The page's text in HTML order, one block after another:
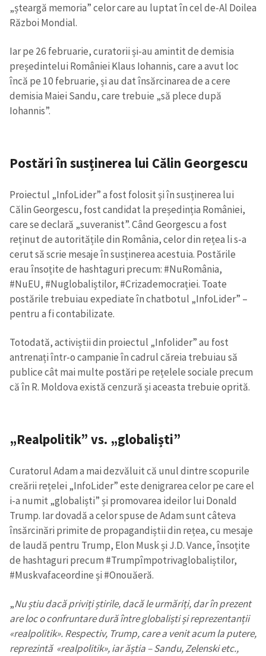
„șteargă memoria” celor care au luptat în cel de-Al Doilea
Război Mondial.
Iar pe 26 februarie, curatorii și-au amintit de demisia
președintelui României Klaus Iohannis, care a avut loc
încă pe 10 februarie, și au dat însărcinarea de a cere
demisia Maiei Sandu, care trebuie „să plece după
Iohannis”.
Postări în susținerea lui Călin Georgescu
Proiectul „InfoLider” a fost folosit și în susținerea lui
Călin Georgescu, fost candidat la președinția României,
care se declară „suveranist”. Când Georgescu a fost
reținut de autoritățile din România, celor din rețea li s-a
cerut să scrie mesaje în susținerea acestuia. Postările
erau însoțite de hashtaguri precum: #NuRomânia,
#NuEU, #Nuglobaliștilor, #Crizademocrației. Toate
postările trebuiau expediate în chatbotul „InfoLider” –
pentru a fi contabilizate.
Totodată, activiștii din proiectul „Infolider” au fost
antrenați într-o campanie în cadrul căreia trebuiau să
publice cât mai multe postări pe rețelele sociale precum
că în R. Moldova există cenzură și aceasta trebuie oprită.
„Realpolitik” vs. „globaliști”
Curatorul Adam a mai dezvăluit că unul dintre scopurile
creării rețelei „InfoLider” este denigrarea celor pe care el
i-a numit „globaliști” și promovarea ideilor lui Donald
Trump. Iar dovadă a celor spuse de Adam sunt câteva
însărcinări primite de propagandiștii din rețea, cu mesaje
de laudă pentru Trump, Elon Musk și J.D. Vance, însoțite
de hashtaguri precum #Trumpîmpotrivaglobaliștilor,
#Muskvafaceordine și #Onouăeră.
„Nu știu dacă priviți știrile, dacă le urmăriți, dar în prezent
are loc o confruntare dură între globaliști și reprezentanții
«realpolitik». Respectiv, Trump, care a venit acum la putere,
reprezintă «realpolitik», iar ăștia – Sandu, Zelenski etc.,